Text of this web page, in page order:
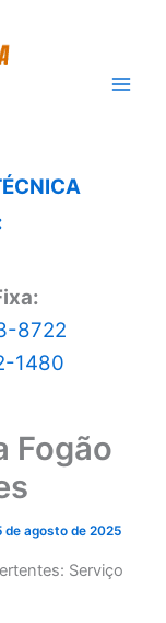
8722
1480
Fogão
de agosto de 2025
Serviço